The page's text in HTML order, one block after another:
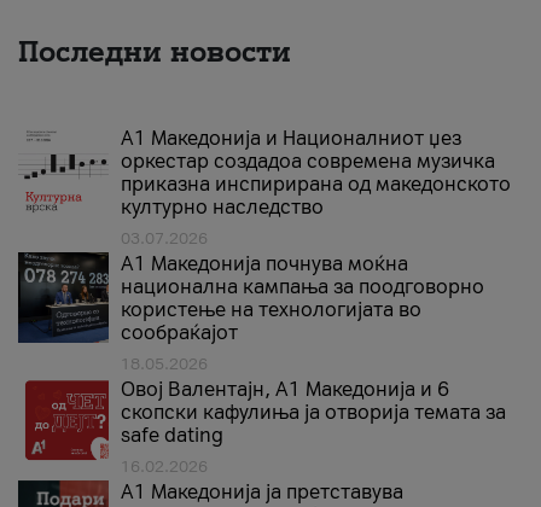
Последни новости
А1 Македонија и Националниот џез
оркестар создадоа современа музичка
приказна инспирирана од македонското
културно наследство
03.07.2026
A1 Македонија почнува моќна
национална кампања за поодговорно
користење на технологијата во
сообраќајот
18.05.2026
Овој Валентајн, A1 Македонија и 6
скопски кафулиња ја отворија темата за
safe dating
16.02.2026
А1 Македонија ја претставува